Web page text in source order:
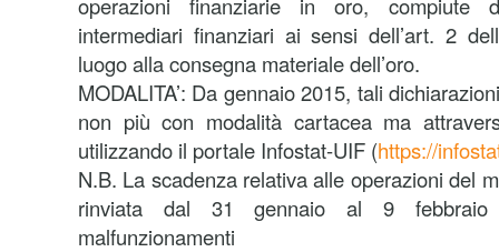
intermediari finanziari ai sensi dell’art. 2
luogo alla consegna materiale dell’oro.
MODALITA’: Da gennaio 2015, tali
non più con modalità cartacea ma
utilizzando il portale Infostat-UIF (https://
N.B. La scadenza relativa alle operazioni del
rinviata dal 31 gennaio al 9
malfunzionamenti